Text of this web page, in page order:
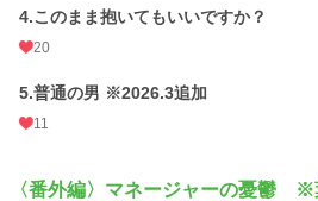
4.このまま抱いてもいいですか？
20
5.普通の男 ※2026.3追加
11
〈番外編〉マネージャーの憂鬱